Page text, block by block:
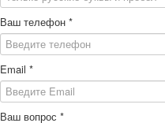
Ваш телефон *
Email *
Ваш вопрос *